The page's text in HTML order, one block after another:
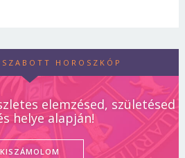
HOROSZKÓP
elemzésed, születésed
helye alapján!
KISZÁMOLOM